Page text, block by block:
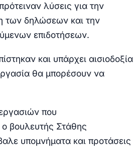
λύσεις για την
των δηλώσεων και την
επιδοτήσεων.
και υπάρχει αισιοδοξία
θα μπορέσουν να
που
βουλευτής Στάθης
υπομνήματα και προτάσεις